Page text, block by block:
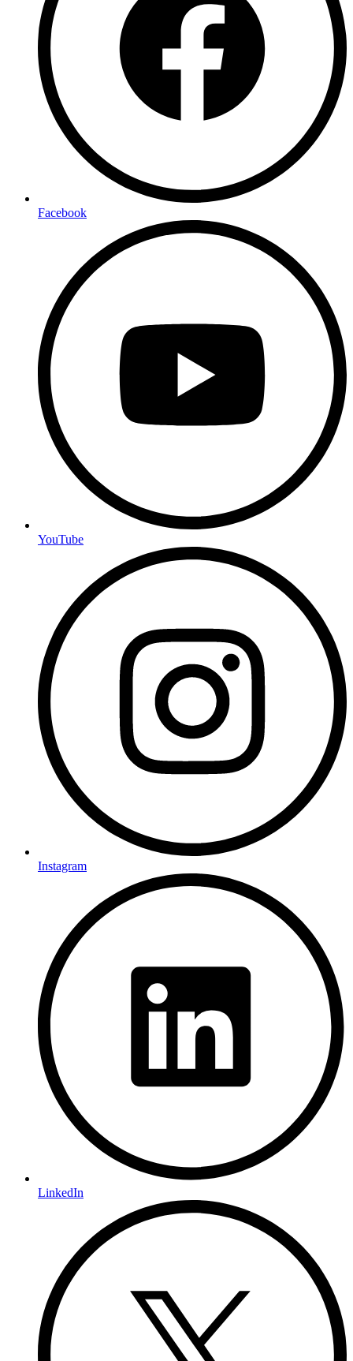
Facebook
YouTube
Instagram
LinkedIn